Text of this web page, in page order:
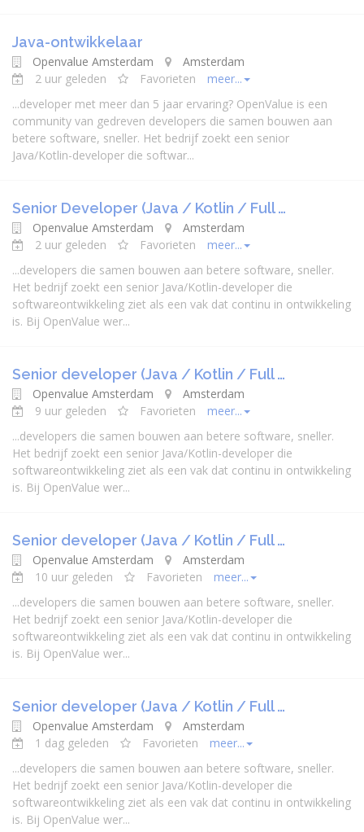
Java-ontwikkelaar
Openvalue Amsterdam
Amsterdam
2 uur geleden
Favorieten
meer...
...developer met meer dan 5 jaar ervaring? OpenValue is een
community van gedreven developers die samen bouwen aan
betere software, sneller. Het bedrijf zoekt een senior
Java/Kotlin-developer die softwar...
Senior Developer (Java / Kotlin / Full …
Openvalue Amsterdam
Amsterdam
2 uur geleden
Favorieten
meer...
...developers die samen bouwen aan betere software, sneller.
Het bedrijf zoekt een senior Java/Kotlin-developer die
softwareontwikkeling ziet als een vak dat continu in ontwikkeling
is. Bij OpenValue wer...
Senior developer (Java / Kotlin / Full …
Openvalue Amsterdam
Amsterdam
9 uur geleden
Favorieten
meer...
...developers die samen bouwen aan betere software, sneller.
Het bedrijf zoekt een senior Java/Kotlin-developer die
softwareontwikkeling ziet als een vak dat continu in ontwikkeling
is. Bij OpenValue wer...
Senior developer (Java / Kotlin / Full …
Openvalue Amsterdam
Amsterdam
10 uur geleden
Favorieten
meer...
...developers die samen bouwen aan betere software, sneller.
Het bedrijf zoekt een senior Java/Kotlin-developer die
softwareontwikkeling ziet als een vak dat continu in ontwikkeling
is. Bij OpenValue wer...
Senior developer (Java / Kotlin / Full …
Openvalue Amsterdam
Amsterdam
1 dag geleden
Favorieten
meer...
...developers die samen bouwen aan betere software, sneller.
Het bedrijf zoekt een senior Java/Kotlin-developer die
softwareontwikkeling ziet als een vak dat continu in ontwikkeling
is. Bij OpenValue wer...